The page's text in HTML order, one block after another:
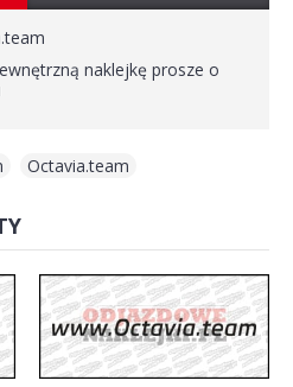
naklejkę prosze o
Octavia.team